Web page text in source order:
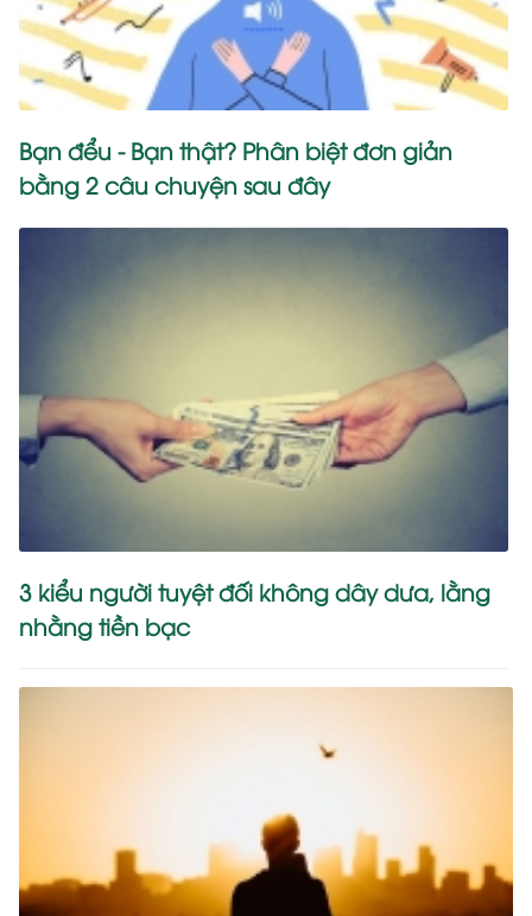
Bạn đểu - Bạn thật? Phân biệt đơn giản
bằng 2 câu chuyện sau đây
3 kiểu người tuyệt đối không dây dưa, lằng
nhằng tiền bạc